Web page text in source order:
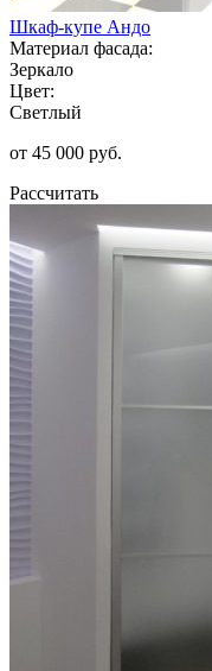
Шкаф-купе Андо
Материал фасада:
Зеркало
Цвет:
Светлый
от 45 000 руб.
Рассчитать